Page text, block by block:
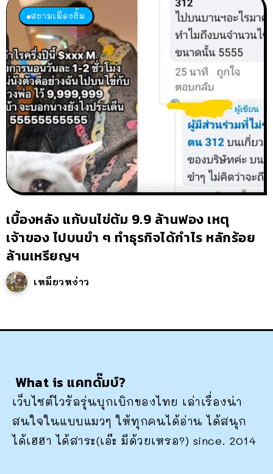
สยามเมืองยิ้ม
เบื้องหลัง แก้บนไข่ต้ม 9.9 ล้านฟอง เหตุ
เจ้าของ ไปบนขำ ๆ ทำธุรกิจได้กำไร หลักร้อย
ล้านเหรียญฯ
เหมียวหง่าว
What is แคทดั๊มบ์?
เว็บไซต์ไวรัลรุ่นบุกเบิกของไทย เล่าเรื่องน่า
สนใจในแบบแมวๆ ให้ทุกคนได้อ่าน ได้สนุก
ได้เฮฮา ได้สาระ(เอ๊ะ มีด้วยเหรอ?) since. 2014